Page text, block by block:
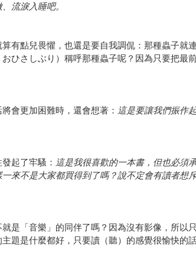
流淚入睡吧。
有點兒畏懼，也還是要自我調侃：那種蟲子就
ひさしぶり）稱呼那種蟲子呢？因為只要把最
會更加困難時，還會想著： 這是要讓我們振作
起了牢騷： 這是我很喜歡的一本書，但也必須
來不是大家都買得到了嗎？說不定會有讀者想
是「音樂」的同伴了嗎？因為沒有影像，所以
題是什麼都好，只要讀（聽）的感覺很愉快的